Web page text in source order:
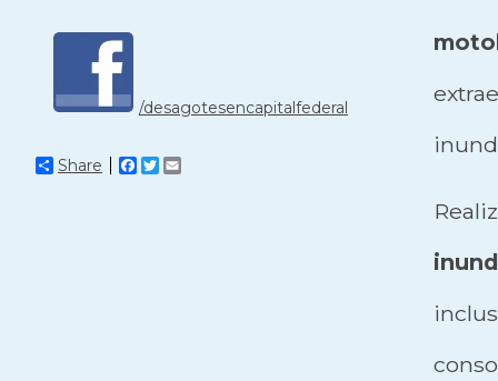
/desagotesencapitalfederal
Share Facebook
Twitter